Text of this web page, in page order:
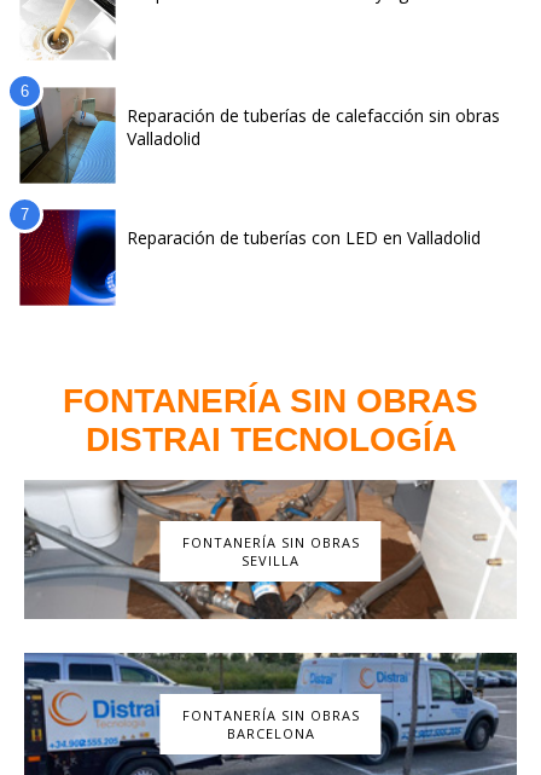
Reparación de tuberías de calefacción sin obras
Valladolid
Reparación de tuberías con LED en Valladolid
FONTANERÍA SIN OBRAS
DISTRAI TECNOLOGÍA
FONTANERÍA SIN OBRAS
SEVILLA
FONTANERÍA SIN OBRAS
BARCELONA